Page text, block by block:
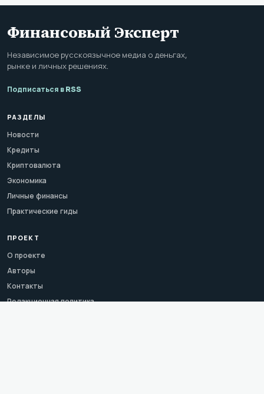
Финансовый Эксперт
Независимое русскоязычное медиа о деньгах,
рынке и личных решениях.
Подписаться в RSS
РАЗДЕЛЫ
Новости
Кредиты
Криптовалюта
Экономика
Личные финансы
Практические гиды
ПРОЕКТ
О проекте
Авторы
Контакты
Редакционная политика